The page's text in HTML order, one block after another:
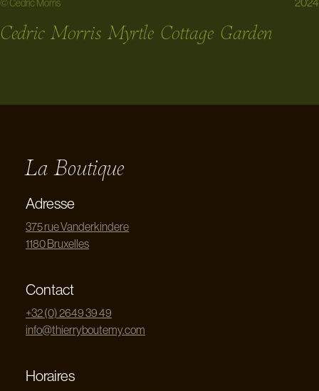
© Cedric Morris
Cedric Morris Myrtle Cottage Garden
La Boutique
Adresse
375 rue Vanderkindere
1180 Bruxelles
Contact
+32 (0) 2649 39 49
info@thierryboutemy.com
Horaires